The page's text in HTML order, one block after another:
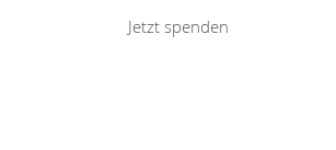
Jetzt spenden